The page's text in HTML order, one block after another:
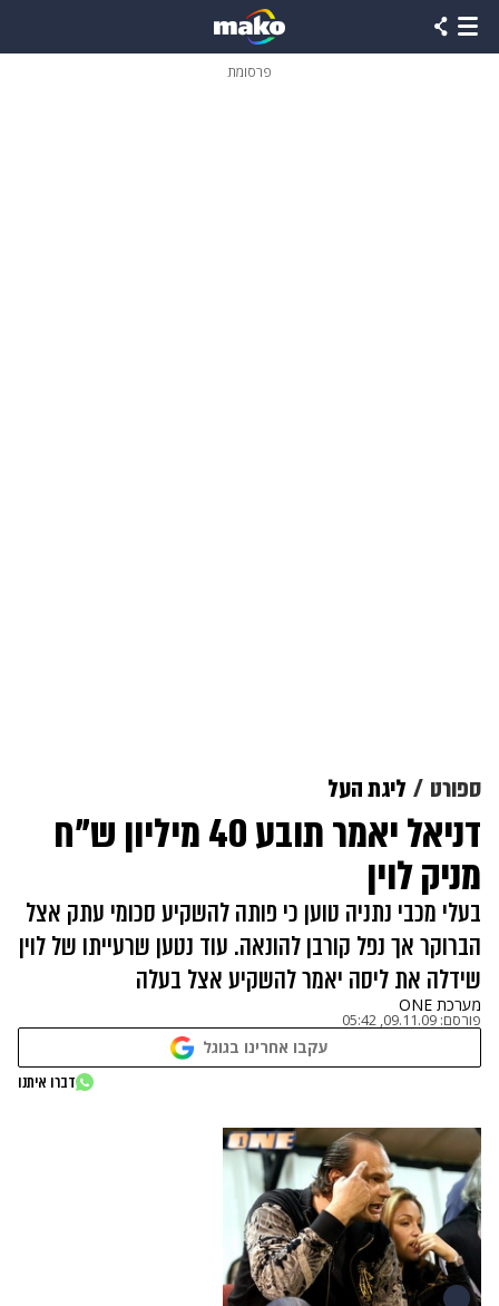
פרסומת
ספורט ליגת העל
דניאל יאמר תובע 40 מיליון ש"ח
מניק לוין
בעלי מכבי נתניה טוען כי פותה להשקיע סכומי עתק אצל
הברוקר אך נפל קורבן להונאה. עוד נטען שרעייתו של לוין
שידלה את ליסה יאמר להשקיע אצל בעלה
מערכת ONE
פורסם: 09.11.09, 05:42
עקבו אחרינו בגוגל
דברו איתנו